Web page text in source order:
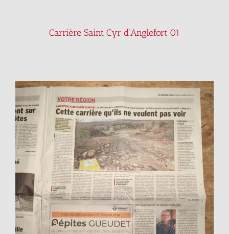
Carrière Saint Cyr d’Anglefort 01